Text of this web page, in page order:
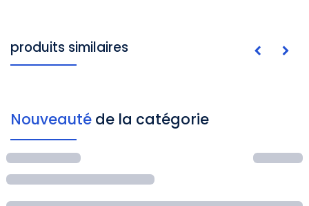
produits similaires
Nouveauté de la catégorie